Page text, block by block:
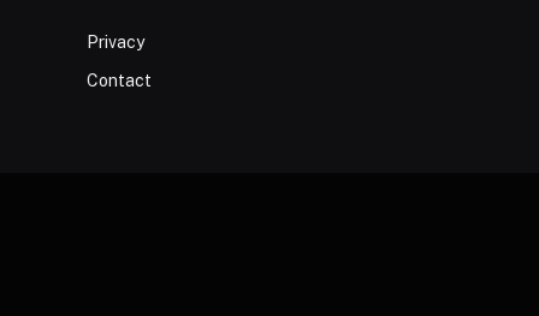
Privacy
Contact